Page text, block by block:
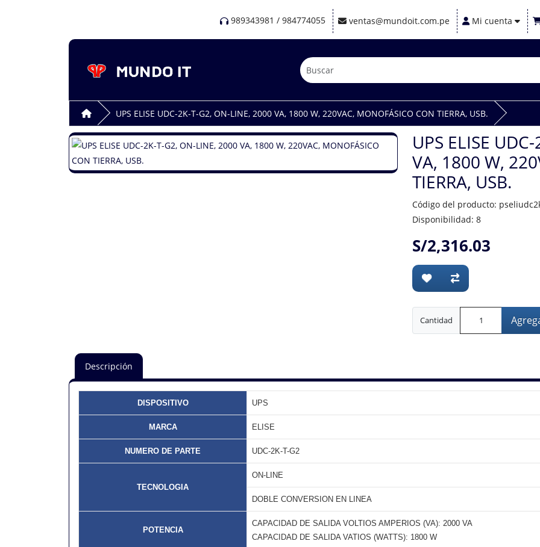
989343981 / 984774055 ventas@mundoit.com.pe Mi cuenta
UPS ELISE UDC-2K-T-G2, ON-LINE, 2000 VA, 1800 W, 220VAC, MONOFÁSICO CON TIERRA, USB.
UPS ELISE
VA, 1800 W,
TIERRA, USB.
Código del producto:
Disponibilidad: 8
S/2,316.03
Cantidad
Descripción
DISPOSITIVO UPS
MARCA ELISE
NUMERO DE PARTE UDC-2K-T-G2
TECNOLOGIA
ON-LINE
DOBLE CONVERSION EN LINEA
POTENCIA
CAPACIDAD DE SALIDA VOLTIOS AMPERIOS (VA): 2000 VA
CAPACIDAD DE SALIDA VATIOS (WATTS): 1800 W